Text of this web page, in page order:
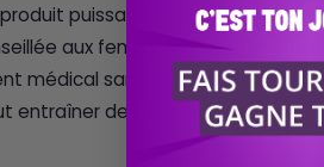
puissant, la Blue Mango10-
aux femmes enceintes ou
médical sans avis préalable d’un
entraîner des effets secondaires